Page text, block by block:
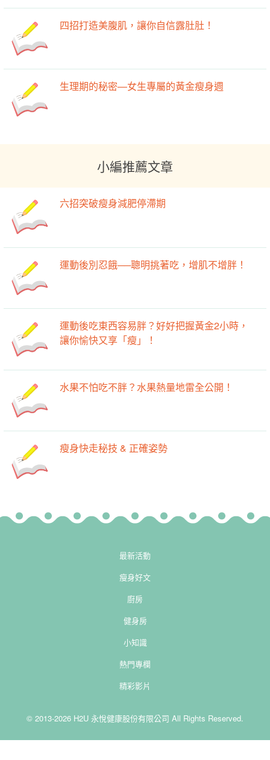
四招打造美腹肌，讓你自信露肚肚！
生理期的秘密—女生專屬的黃金瘦身週
小編推薦文章
六招突破瘦身減肥停滯期
運動後別忍餓──聰明挑著吃，增肌不增胖！
運動後吃東西容易胖？好好把握黃金2小時，
讓你愉快又享「瘦」！
水果不怕吃不胖？水果熱量地雷全公開！
瘦身快走秘技 & 正確姿勢
最新活動
瘦身好文
廚房
健身房
小知識
熱門專欄
精彩影片
© 2013-2026 H2U 永悅健康股份有限公司 All Rights Reserved.